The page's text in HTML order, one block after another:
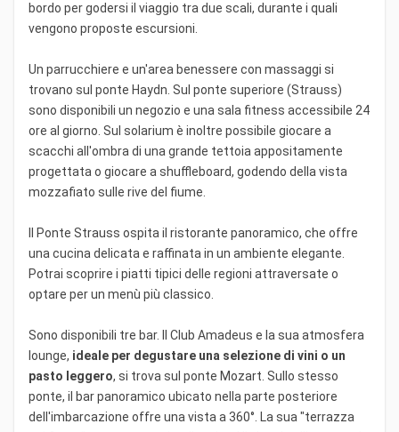
bordo per godersi il viaggio tra due scali, durante i quali
vengono proposte escursioni.
Un parrucchiere e un'area benessere con massaggi si
trovano sul ponte Haydn. Sul ponte superiore (Strauss)
sono disponibili un negozio e una sala fitness accessibile 24
ore al giorno. Sul solarium è inoltre possibile giocare a
scacchi all'ombra di una grande tettoia appositamente
progettata o giocare a shuffleboard, godendo della vista
mozzafiato sulle rive del fiume.
Il Ponte Strauss ospita il ristorante panoramico, che offre
una cucina delicata e raffinata in un ambiente elegante.
Potrai scoprire i piatti tipici delle regioni attraversate o
optare per un menù più classico.
Sono disponibili tre bar. Il Club Amadeus e la sua atmosfera
lounge, ideale per degustare una selezione di vini o un
pasto leggero, si trova sul ponte Mozart. Sullo stesso
ponte, il bar panoramico ubicato nella parte posteriore
dell'imbarcazione offre una vista a 360°. La sua "terrazza